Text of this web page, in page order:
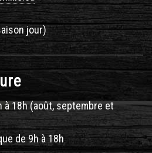
jour)
à 18h (août, septembre et
de 9h à 18h